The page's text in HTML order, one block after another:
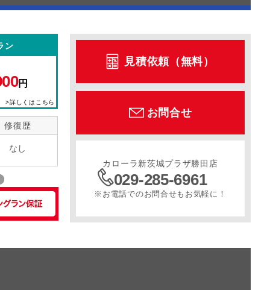
スライドドア 寒冷地仕様
ン
円
>詳しくはこちら
修復歴
なし
見積依頼（無料）
お問合せ
カローラ新茨城プラザ勝田店
029-285-6961
※お電話でのお問合せもお気軽に！